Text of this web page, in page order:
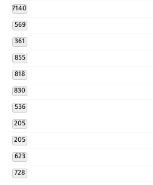
7140
569
361
855
818
830
536
205
205
623
728